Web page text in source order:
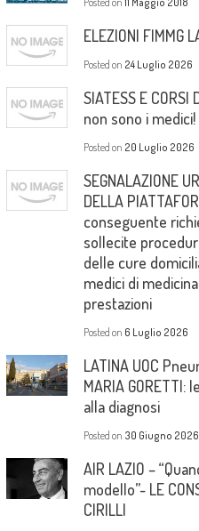
ELEZIONI FIMMG
Posted on 24 Luglio 2026
SIATESS E CORSI
non sono i medici!
Posted on 20 Luglio 2026
SEGNALAZIONE
DELLA
conseguente
sollecite
delle cure
medici di
prestazioni
Posted on 6 Luglio 2026
LATINA UOC
MARIA GORETTI:
alla diagnosi
Posted on 30 Giugno 2026
AIR LAZIO –
modello”- LE
CIRILLI